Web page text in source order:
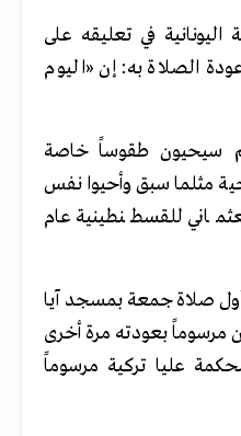
في تعليقه على
الصلاة به: إن «اليوم
سيحيون طقوساً خاصة
مثلما سبق وأحيوا نفس
للقسطنطينية عام
أول صلاة جمعة بمسجد آيا
مرسوماً بعودته مرة أخرى
عليا تركية مرسوماً